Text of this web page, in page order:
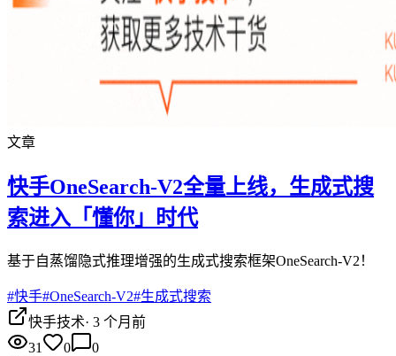
文章
快手OneSearch-V2全量上线，生成式搜
索进入「懂你」时代
基于自蒸馏隐式推理增强的生成式搜索框架OneSearch-V2！
#快手#OneSearch-V2#生成式搜索
快手技术· 3 个月前
31
0
0